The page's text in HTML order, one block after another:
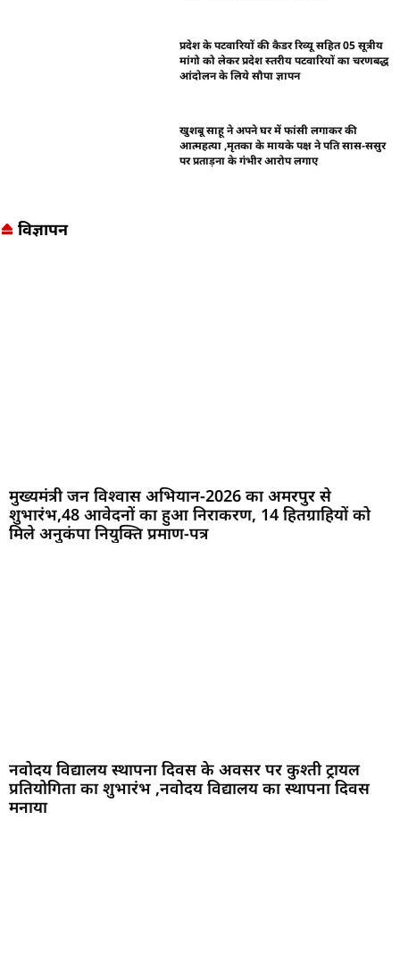
प्रदेश के पटवारियों की कैडर रिव्यू सहित 05 सूत्रीय
मांगो को लेकर प्रदेश स्तरीय पटवारियों का चरणबद्ध
आंदोलन के लिये सौपा ज्ञापन
खुशबू साहू ने अपने घर में फांसी लगाकर की
आत्महत्या ,मृतका के मायके पक्ष ने पति सास-ससुर
पर प्रताड़ना के गंभीर आरोप लगाए
विज्ञापन
मुख्यमंत्री जन विश्वास अभियान-2026 का अमरपुर से
शुभारंभ,48 आवेदनों का हुआ निराकरण, 14 हितग्राहियों को
मिले अनुकंपा नियुक्ति प्रमाण-पत्र
नवोदय विद्यालय स्थापना दिवस के अवसर पर कुश्ती ट्रायल
प्रतियोगिता का शुभारंभ ,नवोदय विद्यालय का स्थापना दिवस
मनाया